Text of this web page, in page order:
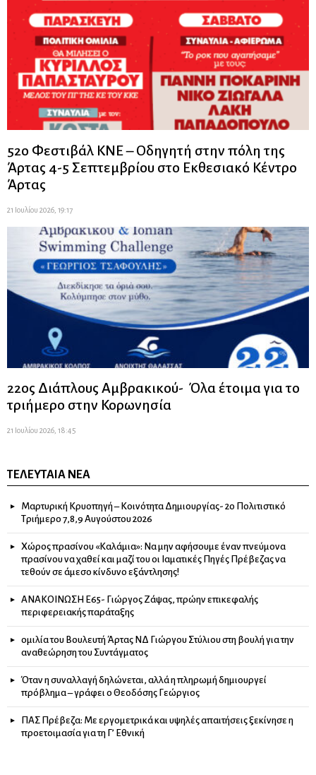
52ο Φεστιβάλ ΚΝΕ – Οδηγητή στην πόλη της
Άρτας 4-5 Σεπτεμβρίου στο Εκθεσιακό Κέντρο
Άρτας
21 Ιουλίου 2026, 19:17
22ος Διάπλους Αμβρακικού- Όλα έτοιμα για το
τριήμερο στην Κορωνησία
21 Ιουλίου 2026, 18:45
ΤΕΛΕΥΤΑΊΑ ΝΈΑ
Μαρτυρική Κρυοπηγή – Κοινότητα Δημιουργίας- 2ο Πολιτιστικό
Τριήμερο 7,8,9 Αυγούστου 2026
Χώρος πρασίνου «Καλάμια»: Να μην αφήσουμε έναν πνεύμονα
πρασίνου να χαθεί και μαζί του οι Ιαματικές Πηγές Πρέβεζας να
τεθούν σε άμεσο κίνδυνο εξάντλησης!
ΑΝΑΚΟΙΝΩΣΗ Ε65- Γιώργος Ζάψας, πρώην επικεφαλής
περιφερειακής παράταξης
ομιλία του Βουλευτή Άρτας ΝΔ Γιώργου Στύλιου στη βουλή για την
αναθεώρηση του Συντάγματος
Όταν η συναλλαγή δηλώνεται, αλλά η πληρωμή δημιουργεί
πρόβλημα – γράφει ο Θεοδόσης Γεώργιος
ΠΑΣ Πρέβεζα: Με εργομετρικά και υψηλές απαιτήσεις ξεκίνησε η
προετοιμασία για τη Γ’ Εθνική